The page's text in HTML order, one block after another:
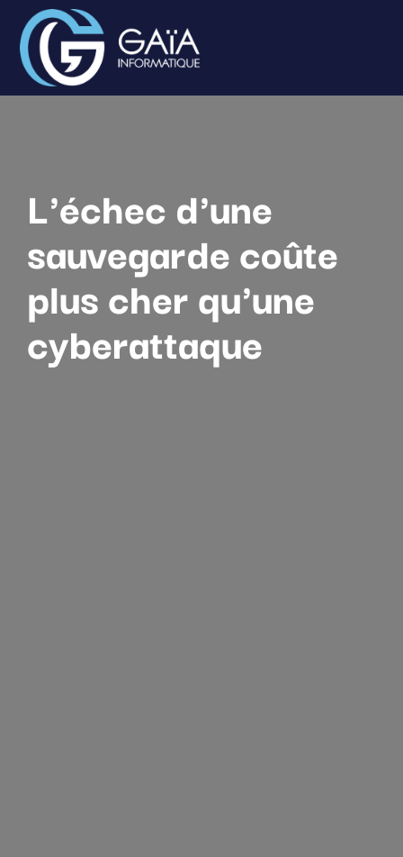
L'échec d'une
sauvegarde coûte
plus cher qu'une
cyberattaque